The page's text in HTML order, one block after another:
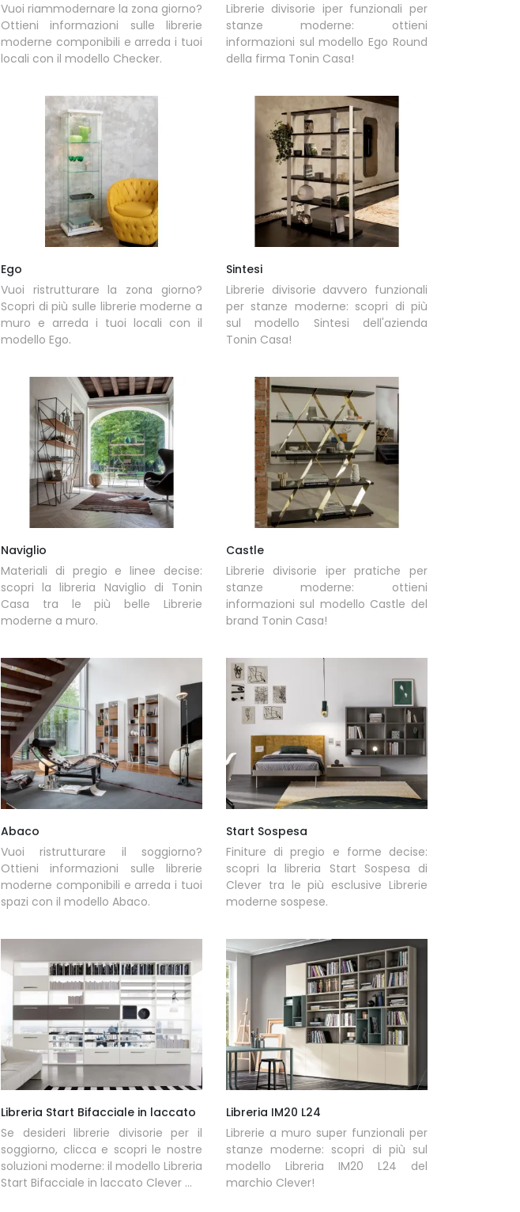
Vuoi riammodernare la zona giorno?
Ottieni informazioni sulle librerie
moderne componibili e arreda i tuoi
locali con il modello Checker.
Librerie divisorie iper funzionali per
stanze moderne: ottieni
informazioni sul modello Ego Round
della firma Tonin Casa!
Ego
Vuoi ristrutturare la zona giorno?
Scopri di più sulle librerie moderne a
muro e arreda i tuoi locali con il
modello Ego.
Sintesi
Librerie divisorie davvero funzionali
per stanze moderne: scopri di più
sul modello Sintesi dell'azienda
Tonin Casa!
Naviglio
Materiali di pregio e linee decise:
scopri la libreria Naviglio di Tonin
Casa tra le più belle Librerie
moderne a muro.
Castle
Librerie divisorie iper pratiche per
stanze moderne: ottieni
informazioni sul modello Castle del
brand Tonin Casa!
Abaco
Vuoi ristrutturare il soggiorno?
Ottieni informazioni sulle librerie
moderne componibili e arreda i tuoi
spazi con il modello Abaco.
Start Sospesa
Finiture di pregio e forme decise:
scopri la libreria Start Sospesa di
Clever tra le più esclusive Librerie
moderne sospese.
Libreria Start Bifacciale in laccato
Se desideri librerie divisorie per il
soggiorno, clicca e scopri le nostre
soluzioni moderne: il modello Libreria
Start Bifacciale in laccato Clever ...
Libreria IM20 L24
Librerie a muro super funzionali per
stanze moderne: scopri di più sul
modello Libreria IM20 L24 del
marchio Clever!